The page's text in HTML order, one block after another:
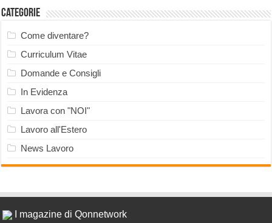
Categorie
Come diventare?
Curriculum Vitae
Domande e Consigli
In Evidenza
Lavora con "NOI"
Lavoro all'Estero
News Lavoro
I magazine di Qonnetwork